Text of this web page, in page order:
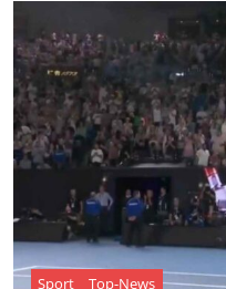
Sport Top-News